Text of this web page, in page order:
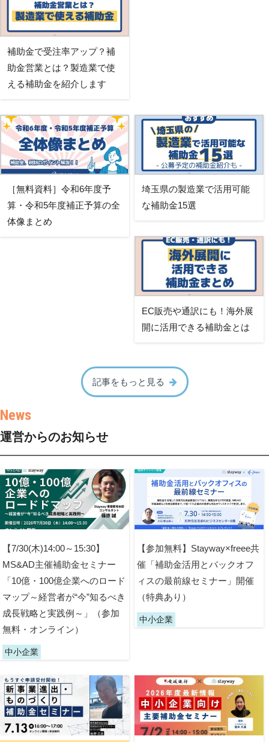
補助金で受注率アップ？補
助金営業とは？製造業で使
える補助金を紹介します
［無料資料］令和6年度予
算・令和5年度補正予算の全
体像まとめ
埼玉県の製造業で活用可能
な補助金15選
EC販売や通訳にも！海外展
開に活用できる補助金とは
記事をもっと見る
運営からのお知らせ
【7/30(木)14:00～15:30】
MS&AD主催補助金セミナー
「10億・100億企業へのロード
マップ～経営者が“今”知るべき
成長戦略と実践例～」（参加
無料・オンライン）
中小企業
【参加無料】Stayway×freee共
催「補助金活用とバックオフ
ィスの最前線セミナー」開催
（特典あり）
中小企業